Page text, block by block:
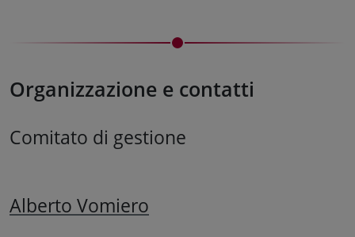
Organizzazione e contatti
Comitato di gestione
Alberto Vomiero